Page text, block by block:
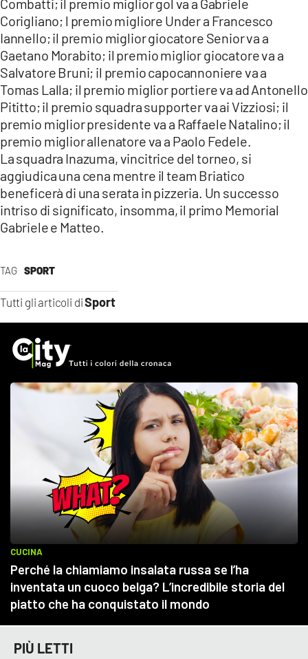
TAG SPORT
Tutti gli articoli diSport
Combatti; il premio miglior gol va a Gabriele
Corigliano; l premio migliore Under a Francesco
Iannello; il premio miglior giocatore Senior va a
Gaetano Morabito; il premio miglior giocatore va a
Salvatore Bruni; il premio capocannoniere va a
Tomas Lalla; il premio miglior portiere va ad Antonello
Pititto; il premio squadra supporter va ai Vizziosi; il
premio miglior presidente va a Raffaele Natalino; il
premio miglior allenatore va a Paolo Fedele.
La squadra Inazuma, vincitrice del torneo, si
aggiudica una cena mentre il team Briatico
beneficerà di una serata in pizzeria. Un successo
intriso di significato, insomma, il primo Memorial
Gabriele e Matteo.
PIÙ LETTI